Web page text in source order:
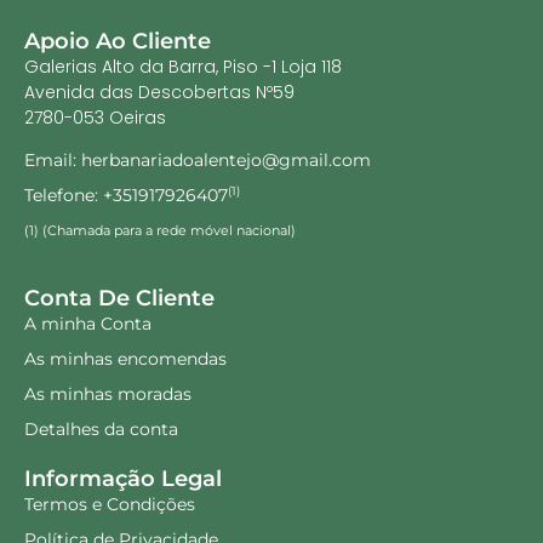
Apoio Ao Cliente
Galerias Alto da Barra, Piso -1 Loja 118
Avenida das Descobertas Nº59
2780-053 Oeiras
Email: herbanariadoalentejo@gmail.com
Telefone: +351917926407(1)
(1) (Chamada para a rede móvel nacional)
Conta De Cliente
A minha Conta
As minhas encomendas
As minhas moradas
Detalhes da conta
Informação Legal
Termos e Condições